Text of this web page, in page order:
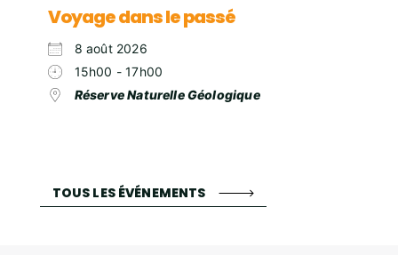
Voyage dans le passé
8 août 2026
15h00 - 17h00
Réserve Naturelle Géologique
TOUS LES ÉVÉNEMENTS